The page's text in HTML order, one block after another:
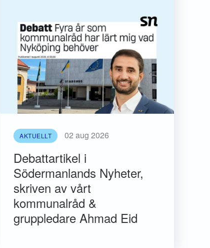
AKTUELLT 02 aug 2026
Debattartikel i
Södermanlands Nyheter,
skriven av vårt
kommunalråd &
gruppledare Ahmad Eid